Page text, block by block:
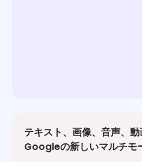
テキスト、画像、音声、
Googleの新しいマルチモ